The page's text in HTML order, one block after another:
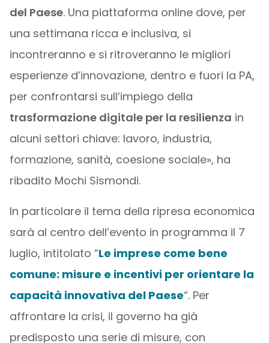
del Paese. Una piattaforma online dove, per
una settimana ricca e inclusiva, si
incontreranno e si ritroveranno le migliori
esperienze d’innovazione, dentro e fuori la PA,
per confrontarsi sull’impiego della
trasformazione digitale per la resilienza in
alcuni settori chiave: lavoro, industria,
formazione, sanità, coesione sociale», ha
ribadito Mochi Sismondi.
In particolare il tema della ripresa economica
sarà al centro dell’evento in programma il 7
luglio, intitolato “Le imprese come bene
comune: misure e incentivi per orientare la
capacità innovativa del Paese“. Per
affrontare la crisi, il governo ha già
predisposto una serie di misure, con